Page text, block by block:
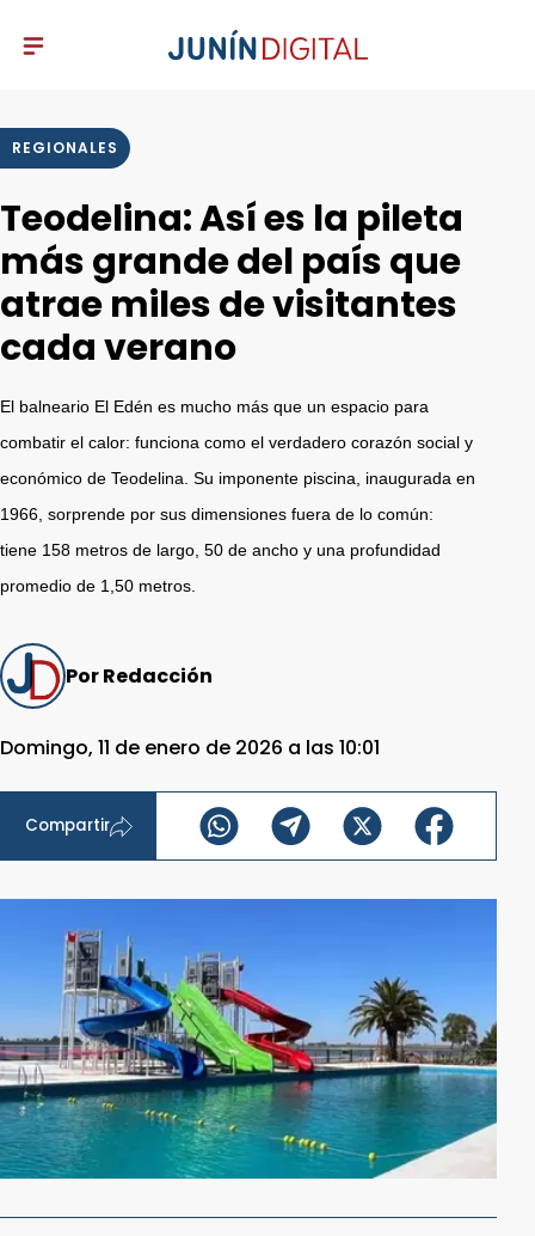
REGIONALES
Teodelina: Así es la pileta
más grande del país que
atrae miles de visitantes
cada verano
El balneario El Edén es mucho más que un espacio para
combatir el calor: funciona como el verdadero corazón social y
económico de Teodelina. Su imponente piscina, inaugurada en
1966, sorprende por sus dimensiones fuera de lo común:
tiene 158 metros de largo, 50 de ancho y una profundidad
promedio de 1,50 metros.
Por Redacción
Domingo, 11 de enero de 2026 a las 10:01
Compartir